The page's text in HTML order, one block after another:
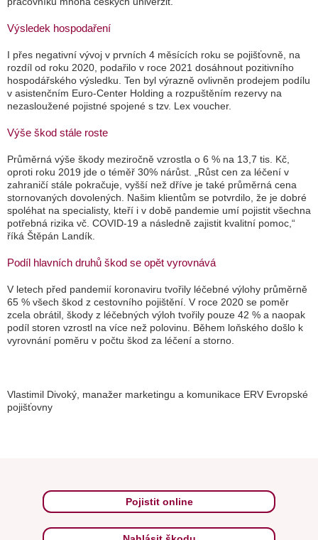
Výsledek hospodaření
I přes negativní vývoj v prvních 4 měsících roku se pojišťovně, na
rozdíl od roku 2020, podařilo v roce 2021 dosáhnout pozitivního
hospodářského výsledku. Ten byl výrazně ovlivněn prodejem podílu
v asistenčním Euro-Center Holding a rozpuštěním rezervy na
nezasloužené pojistné spojené s tzv. Lex voucher.
Výše škod stále roste
Průměrná výše škody meziročně vzrostla o 6 % na 13,7 tis. Kč,
oproti roku 2019 jde o téměř 30% nárůst. „ Růst cen za léčení v
zahraničí stále pokračuje, vyšší než dříve je také průměrná cena
stornovaných dovolených. Našim klientům se potvrdilo, že je dobré
spoléhat na specialisty, kteří i v době pandemie umí pojistit všechna
potřebná rizika vč. COVID-19 a následně zajistit kvalitní pomoc ,“
říká Štěpán Landík.
Podíl hlavních druhů škod se opět vyrovnává
V letech před pandemií koronaviru tvořily léčebné výlohy průměrně
65 % všech škod z cestovního pojištění. V roce 2020 se poměr
zcela obrátil, škody z léčebných výloh tvořily pouze 42 % a naopak
podíl storen vzrostl na více než polovinu. Během loňského došlo k
vyrovnání poměru v počtu škod za léčení a storno.
Vlastimil Divoký, manažer marketingu a komunikace ERV Evropské
pojišťovny
Pojistit online